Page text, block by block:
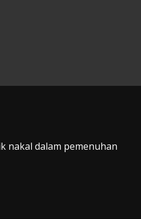
nakal dalam pemenuhan